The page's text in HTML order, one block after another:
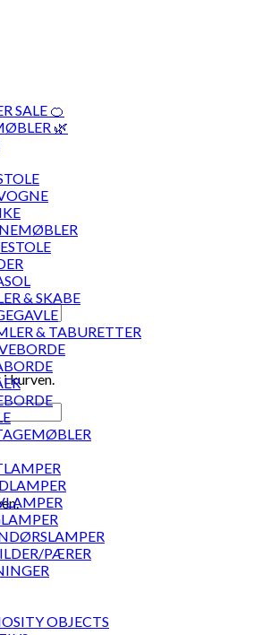
i kurven.
SALE 🍊
🌿
& SKABE
& TABURETTER
PÆRER
OBJECTS